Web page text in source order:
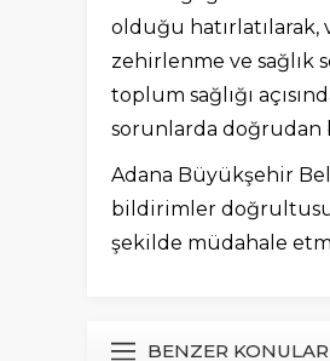
olduğu
zehirlenme ve sağlık
toplum sağlığı
sorunlarda
Adana Büyükşehir
bildirimler
şekilde müdahale
BENZER KONULAR